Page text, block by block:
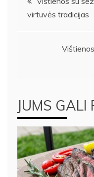
tarp
virtuvės tradicijas
JUMS GALI